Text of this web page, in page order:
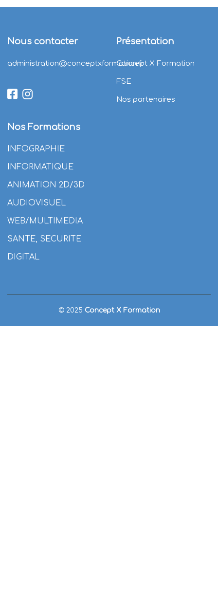
Nous contacter
administration@conceptxformation.fr
Présentation
Concept X Formation
FSE
Nos partenaires
Nos Formations
INFOGRAPHIE
INFORMATIQUE
ANIMATION 2D/3D
AUDIOVISUEL
WEB/MULTIMEDIA
SANTE, SECURITE
DIGITAL
© 2025 Concept X Formation